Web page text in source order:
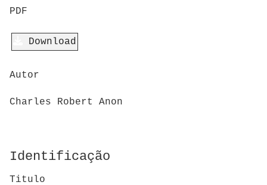
PDF
Download
Autor
Charles Robert Anon
Identificação
Titulo